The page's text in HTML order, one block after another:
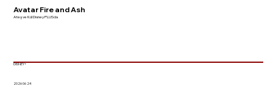
Avatar Fire and Ash
Ateş ve Kül Disney PLUSda
DISNEY+
2026 06 24